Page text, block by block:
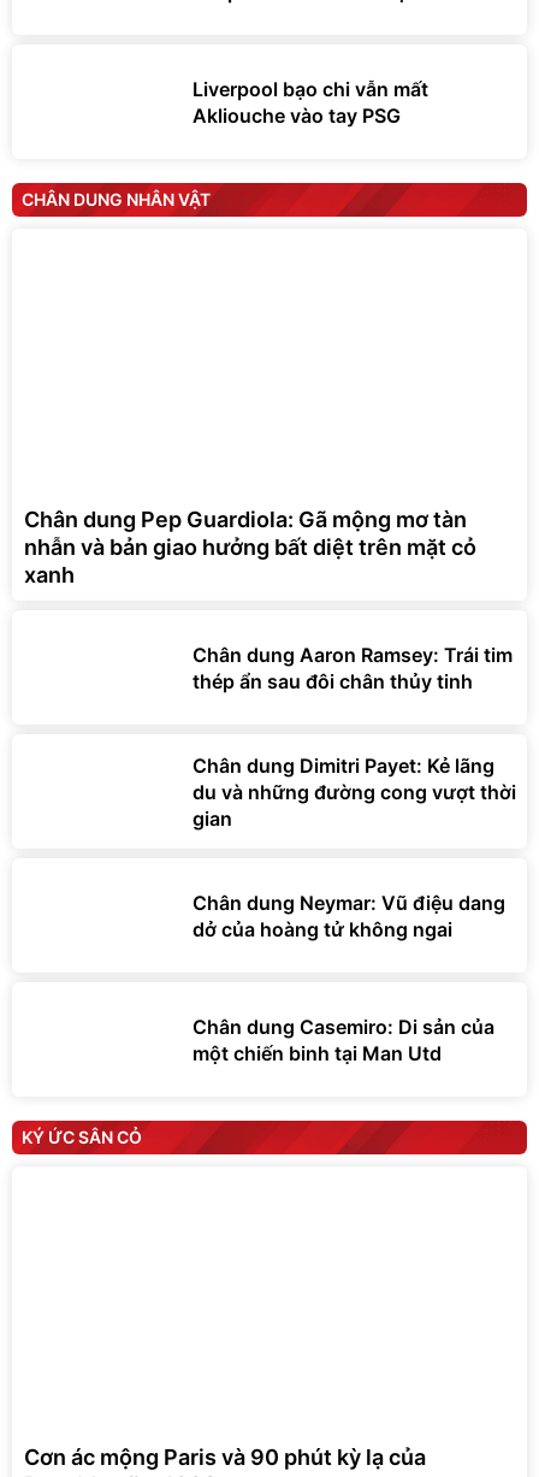
Liverpool bạo chi vẫn mất
Akliouche vào tay PSG
CHÂN DUNG NHÂN VẬT
Chân dung Pep Guardiola: Gã mộng mơ tàn
nhẫn và bản giao hưởng bất diệt trên mặt cỏ
xanh
Chân dung Aaron Ramsey: Trái tim
thép ẩn sau đôi chân thủy tinh
Chân dung Dimitri Payet: Kẻ lãng
du và những đường cong vượt thời
gian
Chân dung Neymar: Vũ điệu dang
dở của hoàng tử không ngai
Chân dung Casemiro: Di sản của
một chiến binh tại Man Utd
KÝ ỨC SÂN CỎ
Cơn ác mộng Paris và 90 phút kỳ lạ của